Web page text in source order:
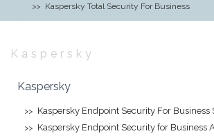
Kaspersky Total Security For Business
Kaspersky
Kaspersky
Kaspersky Endpoint Security For Business
Kaspersky Endpoint Security for Business